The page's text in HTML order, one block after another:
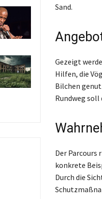
Sand.
Gezeigt
Hilfen, die
Bilchen
Rundweg
Der Parcours
konkrete
Durch die